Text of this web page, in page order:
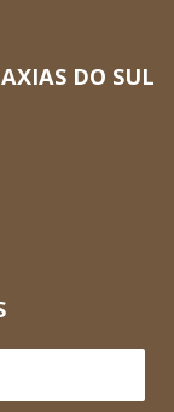
DO SUL